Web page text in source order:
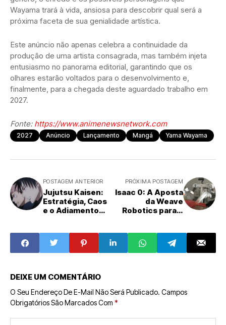
Wayama trará à vida, ansiosa para descobrir qual será a
próxima faceta de sua genialidade artística.
Este anúncio não apenas celebra a continuidade da
produção de uma artista consagrada, mas também injeta
entusiasmo no panorama editorial, garantindo que os
olhares estarão voltados para o desenvolvimento e,
finalmente, para a chegada deste aguardado trabalho em
2027.
Fonte: https://www.animenewsnetwork.com
2027 Anúncio Lançamento Mangá Yama Wayama
POSTAGEM ANTERIOR
Jujutsu Kaisen:
Estratégia, Caos
e o Adiamento
PRÓXIMA POSTAGEM
Isaac 0: A Aposta
da Weave
Robotics para o
Doméstica na
Dobra de Roupas
DEIXE UM COMENTÁRIO
O Seu Endereço De E-Mail Não Será Publicado. Campos
Obrigatórios São Marcados Com *